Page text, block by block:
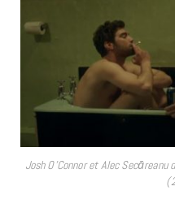
Josh O’Connor et Alec Secāreanu